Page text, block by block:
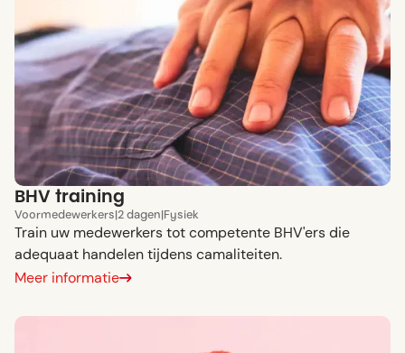
BHV training
Voormedewerkers|2 dagen|Fysiek
Train uw medewerkers tot competente BHV'ers die
adequaat handelen tijdens camaliteiten.
Meer informatie